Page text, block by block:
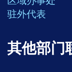
驻外代表
其他部门